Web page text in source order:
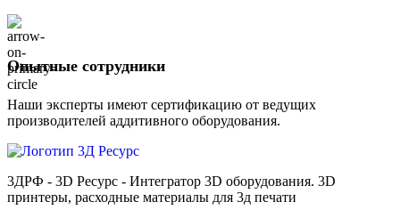
Опытные сотрудники
Наши эксперты имеют сертификацию от ведущих
производителей аддитивного оборудования.
3ДРФ - 3D Ресурс - Интегратор 3D оборудования. 3D
принтеры, расходные материалы для 3д печати